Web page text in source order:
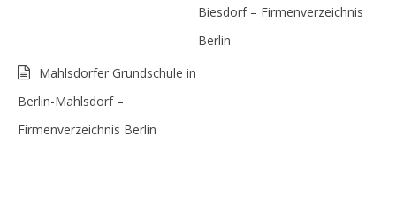
Biesdorf – Firmenverzeichnis
Berlin
Mahlsdorfer Grundschule in
Berlin-Mahlsdorf –
Firmenverzeichnis Berlin